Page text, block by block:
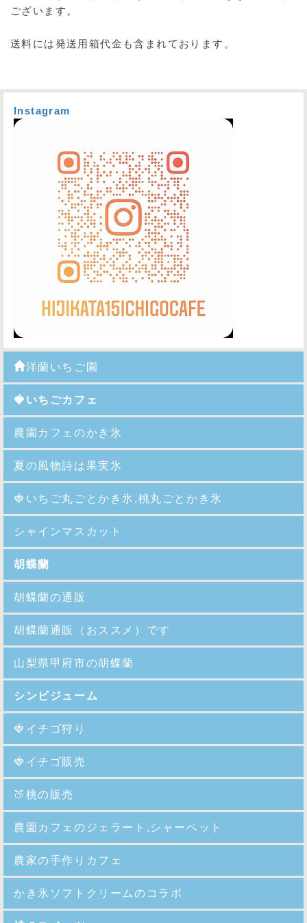
ございます。
送料には発送用箱代金も含まれております。
Instagram
洋蘭いちご園
🍓いちごカフェ
農園カフェのかき氷
夏の風物詩は果実氷
🍓 いちご丸ごとかき氷,桃丸ごとかき氷
シャインマスカット
胡蝶蘭
胡蝶蘭の通販
胡蝶蘭通販（おススメ）です
山梨県甲府市の胡蝶蘭
シンビジューム
🍓イチゴ狩り
🍓イチゴ販売
🍑 桃の販売
農園カフェのジェラート,シャーベット
農家の手作りカフェ
かき氷ソフトクリームのコラボ